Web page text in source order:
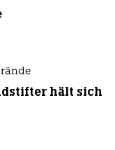
hält sich